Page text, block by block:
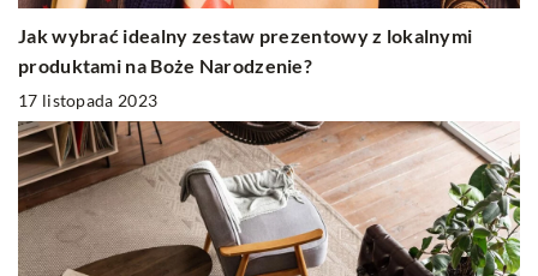
Jak wybrać idealny zestaw prezentowy z lokalnymi
produktami na Boże Narodzenie?
17 listopada 2023